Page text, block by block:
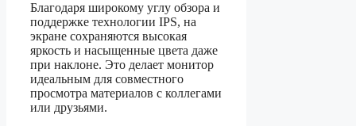
Благодаря широкому углу обзора и
поддержке технологии IPS, на
экране сохраняются высокая
яркость и насыщенные цвета даже
при наклоне. Это делает монитор
идеальным для совместного
просмотра материалов с коллегами
или друзьями.